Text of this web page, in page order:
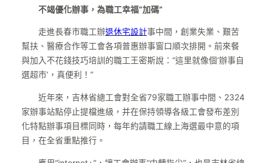
不竭優化辦事，為職工幸福“加碼”
走進長春市職工辦退休宅設計事中間，創業失業、艱苦
幫扶、醫療合作等工會各項普惠辦事窗口順次排開。前來餐
與加入不花錢技巧培訓的職工王密斯說：“這里就像個‘辦事自
選超市’，真便利！”
近年來，吉林省總工會對全省79家職工辦事中間、2324
家辦事站點停止提檔進級，并在保持領導各級工會發布差別
化特點辦事項目標同時，每年約請職工線上海選最中意的項
目，在全省重點推行。